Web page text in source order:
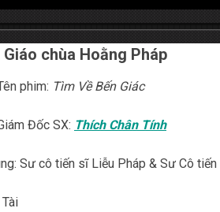
Giáo chùa Hoằng Pháp
phim: Tìm Về Bến Giác
Đốc SX: Thích Chân Tính
Sư cô tiến sĩ Liễu Pháp & Sư Cô